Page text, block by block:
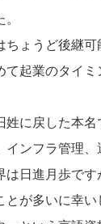
ちょうど後継
て起業のタイ
に戻した本名
インフラ管理
日進月歩です
とが多いに幸